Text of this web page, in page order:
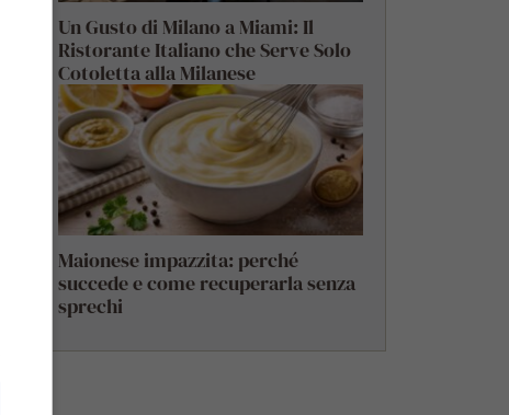
Un Gusto di Milano a Miami: Il
Ristorante Italiano che Serve Solo
Cotoletta alla Milanese
Maionese impazzita: perché
succede e come recuperarla senza
sprechi